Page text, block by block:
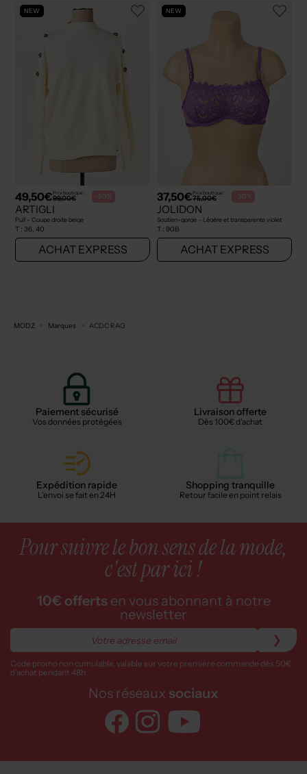
NEW
49,50€Prix boutique :
99,00€ -50%
ARTIGLI
Pull - Coupe droite beige
T : 36, 40
ACHAT EXPRESS
NEW
37,50€Prix boutique :
75,00€ -50%
JOLIDON
Soutien-gorge - Légère et transparente violet
T : 90B
ACHAT EXPRESS
MODZ Marques ACDC RAG
Paiement sécurisé
Vos données protégées
Livraison offerte
Dès 100€ d'achat
Expédition rapide
L'envoi se fait en 24H
Shopping tranquille
Retour facile en point relais
Pour suivre le bon sens de la mode,
c'est par ici !
10€ offerts en vous abonnant à notre
newsletter
Code promo non cumulable, valable sur votre première commande dès 50€
d’achat pendant 48h
Nos réseaux sociaux